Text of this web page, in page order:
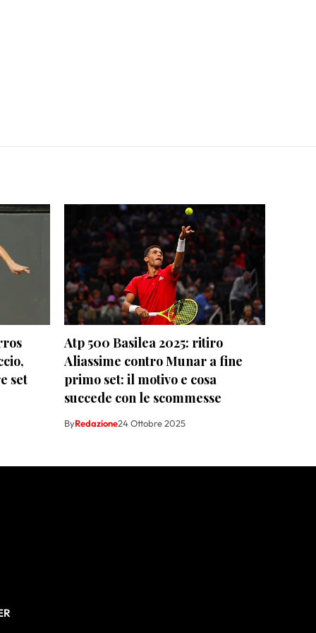
set
Atp 500 Basilea 2025: ritiro
Aliassime contro Munar a fine
primo set: il motivo e cosa
succede con le scommesse
ByRedazione24 Ottobre 2025